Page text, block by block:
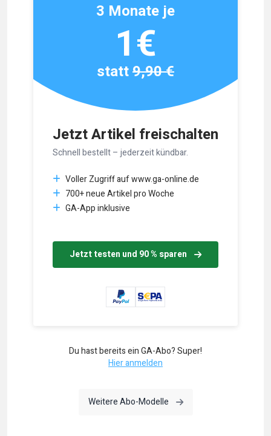
Jetzt Artikel freischalten
Schnell bestellt – jederzeit kündbar.
Voller Zugriff auf www.ga-online.de
700+ neue Artikel pro Woche
GA-App inklusive
Jetzt testen und 90 % sparen
3 Monate je
1€
statt9,90 €
Du hast bereits ein GA-Abo? Super!
Hier anmelden
Weitere Abo-Modelle